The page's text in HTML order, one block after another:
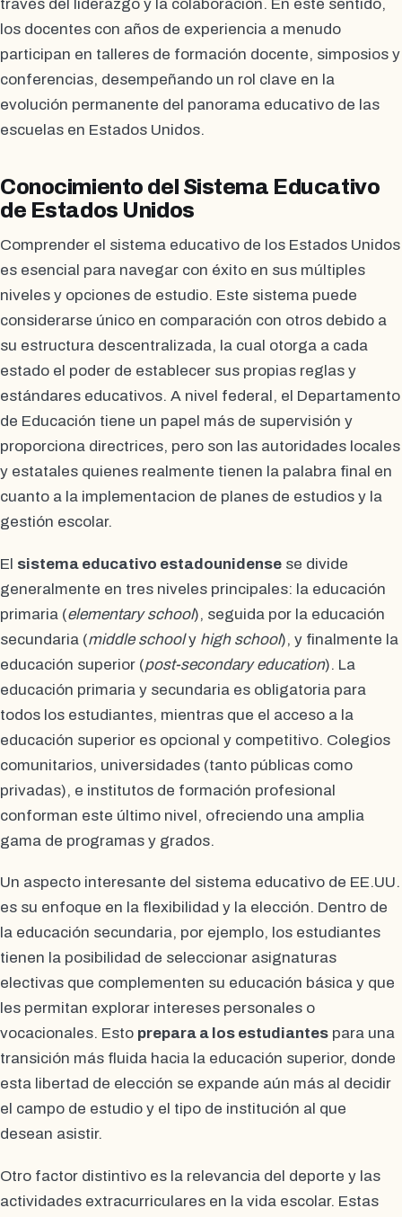
través del liderazgo y la colaboración. En este sentido,
los docentes con años de experiencia a menudo
participan en talleres de formación docente, simposios y
conferencias, desempeñando un rol clave en la
evolución permanente del panorama educativo de las
escuelas en Estados Unidos.
Conocimiento del Sistema Educativo
de Estados Unidos
Comprender el sistema educativo de los Estados Unidos
es esencial para navegar con éxito en sus múltiples
niveles y opciones de estudio. Este sistema puede
considerarse único en comparación con otros debido a
su estructura descentralizada, la cual otorga a cada
estado el poder de establecer sus propias reglas y
estándares educativos. A nivel federal, el Departamento
de Educación tiene un papel más de supervisión y
proporciona directrices, pero son las autoridades locales
y estatales quienes realmente tienen la palabra final en
cuanto a la implementacion de planes de estudios y la
gestión escolar.
El sistema educativo estadounidense se divide
generalmente en tres niveles principales: la educación
primaria (elementary school), seguida por la educación
secundaria (middle schooly high school), y finalmente la
educación superior (post-secondary education). La
educación primaria y secundaria es obligatoria para
todos los estudiantes, mientras que el acceso a la
educación superior es opcional y competitivo. Colegios
comunitarios, universidades (tanto públicas como
privadas), e institutos de formación profesional
conforman este último nivel, ofreciendo una amplia
gama de programas y grados.
Un aspecto interesante del sistema educativo de EE.UU.
es su enfoque en la flexibilidad y la elección. Dentro de
la educación secundaria, por ejemplo, los estudiantes
tienen la posibilidad de seleccionar asignaturas
electivas que complementen su educación básica y que
les permitan explorar intereses personales o
vocacionales. Esto prepara a los estudiantes para una
transición más fluida hacia la educación superior, donde
esta libertad de elección se expande aún más al decidir
el campo de estudio y el tipo de institución al que
desean asistir.
Otro factor distintivo es la relevancia del deporte y las
actividades extracurriculares en la vida escolar. Estas